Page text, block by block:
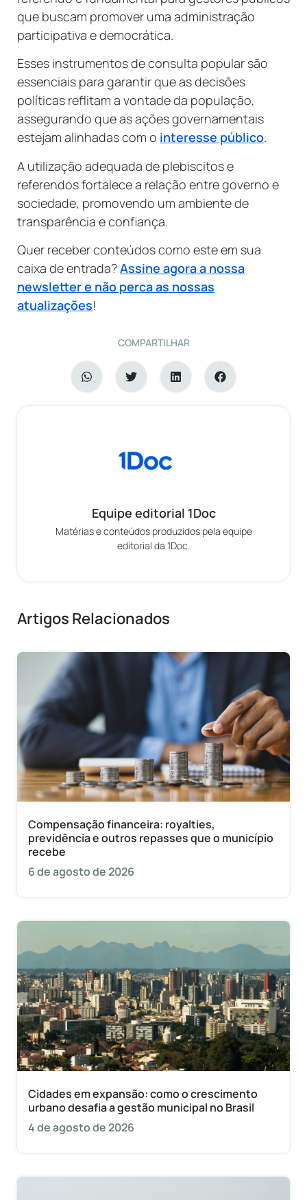
que buscam promover uma administração
participativa e democrática.
Esses instrumentos de consulta popular são
essenciais para garantir que as decisões
políticas reflitam a vontade da população,
assegurando que as ações governamentais
estejam alinhadas com o interesse público.
A utilização adequada de plebiscitos e
referendos fortalece a relação entre governo e
sociedade, promovendo um ambiente de
transparência e confiança.
Quer receber conteúdos como este em sua
caixa de entrada?Assine agora a nossa
newsletter e não perca as nossas
atualizações!
COMPARTILHAR
Equipe editorial 1Doc
Matérias e conteúdos produzidos pela equipe
editorial da 1Doc.
Artigos Relacionados
Compensação financeira: royalties,
previdência e outros repasses que o município
recebe
6 de agosto de 2026
Cidades em expansão: como o crescimento
urbano desafia a gestão municipal no Brasil
4 de agosto de 2026